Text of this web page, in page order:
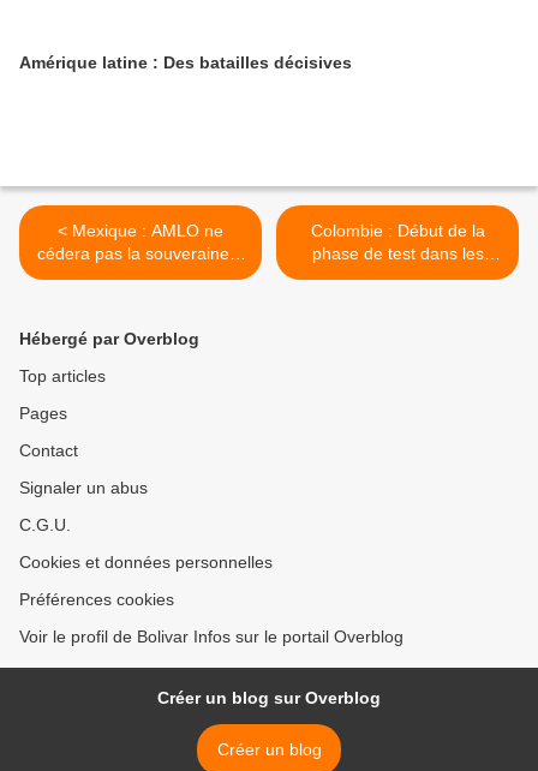
Amérique latine : Des batailles décisives
< Mexique : AMLO ne
cédera pas la souveraineté
face aux pressions du T–
Colombie : Début de la
phase de test dans les
relations entre Pétro et les
Hébergé par Overblog
Top articles
Pages
Contact
Signaler un abus
C.G.U.
Cookies et données personnelles
Préférences cookies
Voir le profil de Bolivar Infos sur le portail Overblog
Créer un blog sur Overblog
Créer un blog